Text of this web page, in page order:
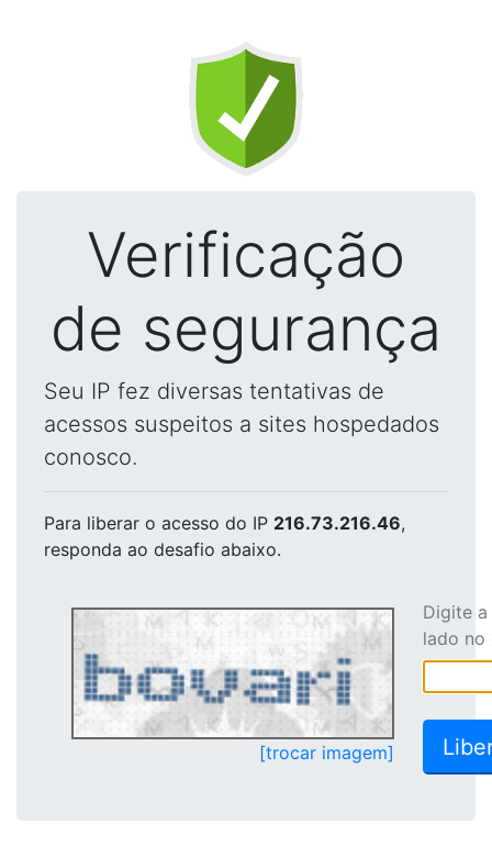
Verificação
de segurança
Seu IP fez diversas tentativas de
acessos suspeitos a sites hospedados
conosco.
Para liberar o acesso do IP 216.73.216.46,
responda ao desafio abaixo.
[trocar imagem]
Digite
lado no